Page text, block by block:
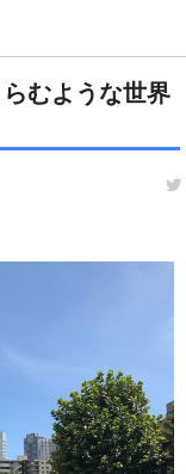
らむような世界